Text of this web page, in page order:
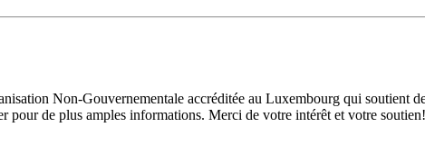
Non-Gouvernementale accréditée au Luxembourg qui soutient
pour de plus amples informations. Merci de votre intérêt et votre soutien!